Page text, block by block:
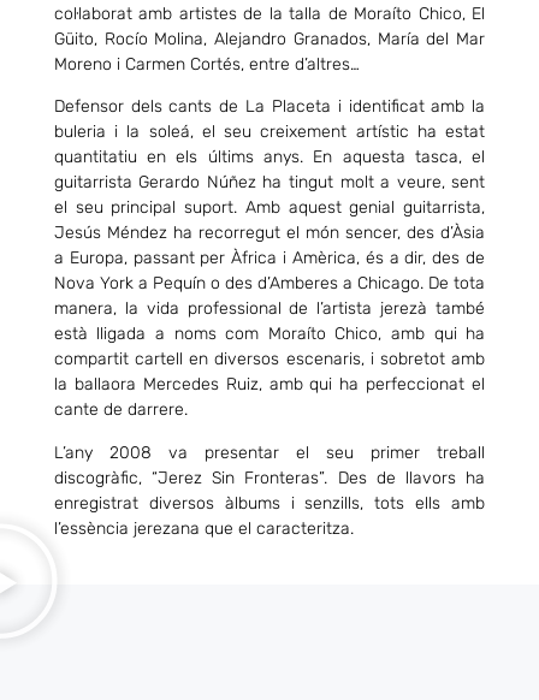
col·laborat amb artistes de la talla de Moraíto Chico, El
Güito, Rocío Molina, Alejandro Granados, María del Mar
Moreno i Carmen Cortés, entre d’altres…
Defensor dels cants de La Placeta i identificat amb la
buleria i la soleá, el seu creixement artístic ha estat
quantitatiu en els últims anys. En aquesta tasca, el
guitarrista Gerardo Núñez ha tingut molt a veure, sent
el seu principal suport. Amb aquest genial guitarrista,
Jesús Méndez ha recorregut el món sencer, des d’Àsia
a Europa, passant per Àfrica i Amèrica, és a dir, des de
Nova York a Pequín o des d’Amberes a Chicago. De tota
manera, la vida professional de l’artista jerezà també
està lligada a noms com Moraíto Chico, amb qui ha
compartit cartell en diversos escenaris, i sobretot amb
la ballaora Mercedes Ruiz, amb qui ha perfeccionat el
cante de darrere.
L’any 2008 va presentar el seu primer treball
discogràfic, “Jerez Sin Fronteras”. Des de llavors ha
enregistrat diversos àlbums i senzills, tots ells amb
l’essència jerezana que el caracteritza.